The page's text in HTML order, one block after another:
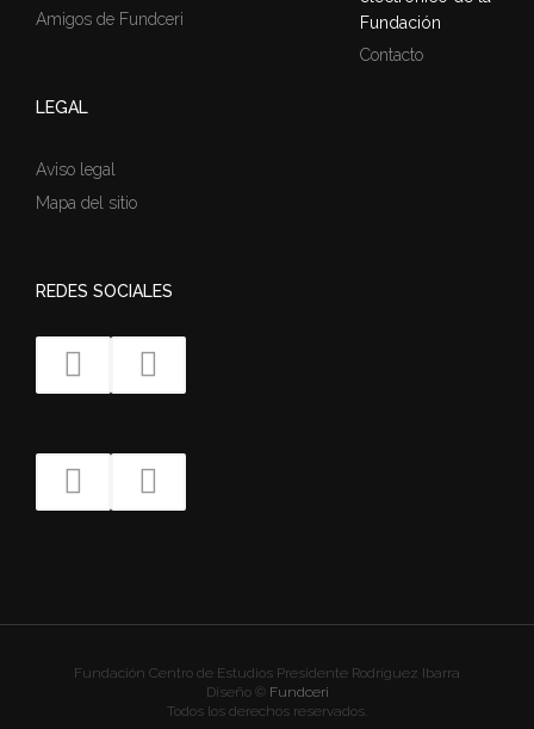
Amigos de Fundceri
LEGAL
Aviso legal
Mapa del sitio
REDES SOCIALES
Fundación
Contacto
Fundación Centro de Estudios Presidente Rodríguez Ibarra
Diseño © Fundceri
Todos los derechos reservados.